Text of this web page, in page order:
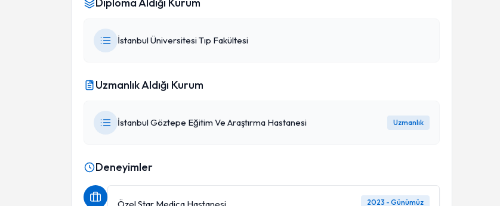
İstanbul Üniversitesi Tıp Fakültesi
Uzmanlık Aldığı Kurum
İstanbul Göztepe Eğitim Ve Araştırma Hastanesi Uzmanlık
Deneyimler
2023 - Günümüz